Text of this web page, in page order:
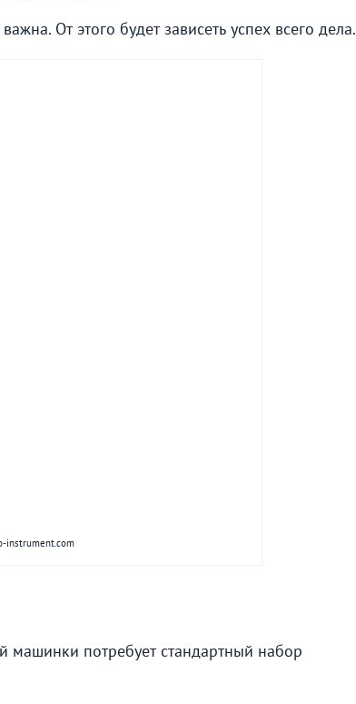
От этого будет зависеть успех всего дела.
instrument.com
машинки потребует стандартный набор